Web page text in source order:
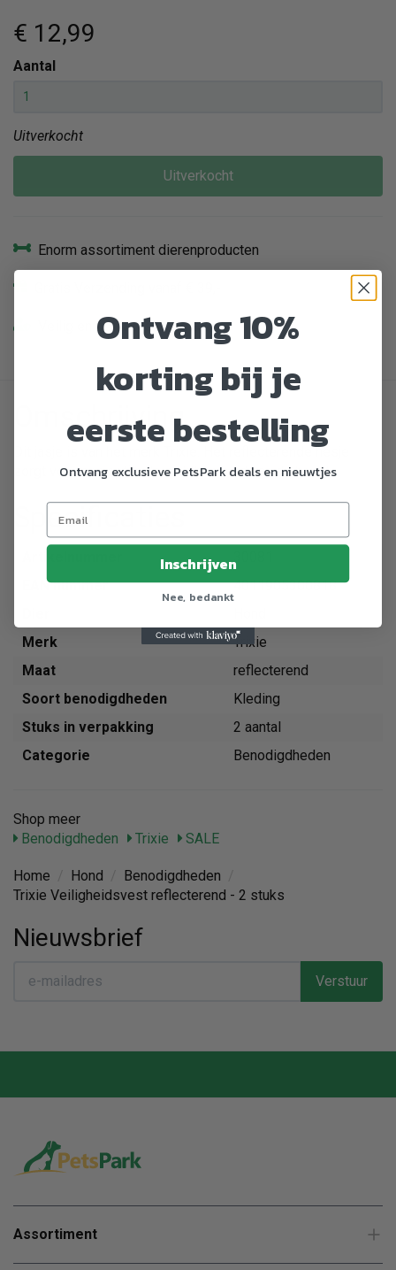
€ 12,99
Aantal
Uitverkocht
Uitverkocht
Enorm assortiment dierenproducten
Veilig en gemakkelijk betalen
Omschrijving
Dit jasje is van het merk Trixie. Het reflecterende hesje
zorgt voor een optimale zichtbaarheid van de hond!
Specificaties
EAN nummer
4011905300818
Merk
Trixie
Maat
reflecterend
Soort benodigdheden
Kleding
Stuks in verpakking
2 aantal
Categorie
Benodigdheden
Shop meer
Benodigdheden
Trixie SALE
Home Hond Benodigdheden
Trixie Veiligheidsvest reflecterend - 2 stuks
Nieuwsbrief
Verstuur
Assortiment
Ontvang 10%
korting bij je
eerste bestelling
Ontvang exclusieve PetsPark deals en nieuwtjes
Inschrijven
Nee, bedankt